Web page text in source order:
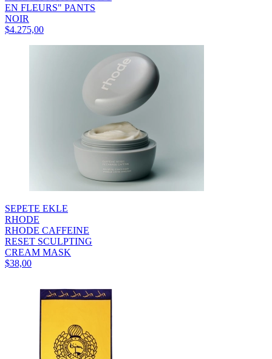
EN FLEURS" PANTS
NOIR
$4.275,00
SEPETE EKLE
RHODE
RHODE CAFFEINE
RESET SCULPTING
CREAM MASK
$38,00